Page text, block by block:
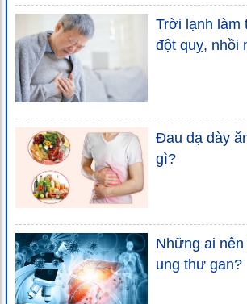
Trời lạnh làm
đột quỵ, nhồi
Đau dạ dày
gì?
Những ai
ung thư gan?